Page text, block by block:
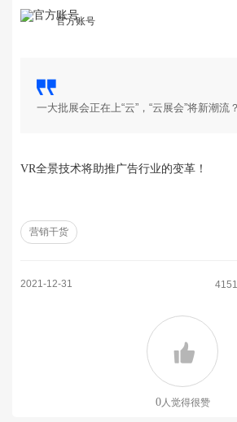
官方账号
一大批展会正在上“云”，“云展会”将新潮流？
VR全景技术将助推广告行业的变革！
营销干货
2021-12-31
0人觉得很赞